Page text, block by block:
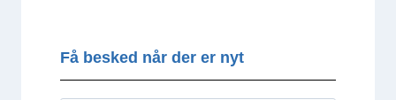
Få besked når der er nyt